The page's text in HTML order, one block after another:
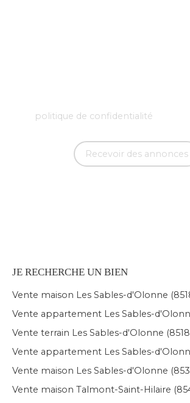
politique de confidentialité
Recevoir des annonces
JE RECHERCHE UN BIEN
Vente maison Les Sables-d'Olonne
Vente appartement Les Sables-
Vente terrain Les Sables-d'Olonne
Vente appartement Les Sables-
Vente maison Les Sables-d'Olonne
Vente maison Talmont-Saint-Hilaire